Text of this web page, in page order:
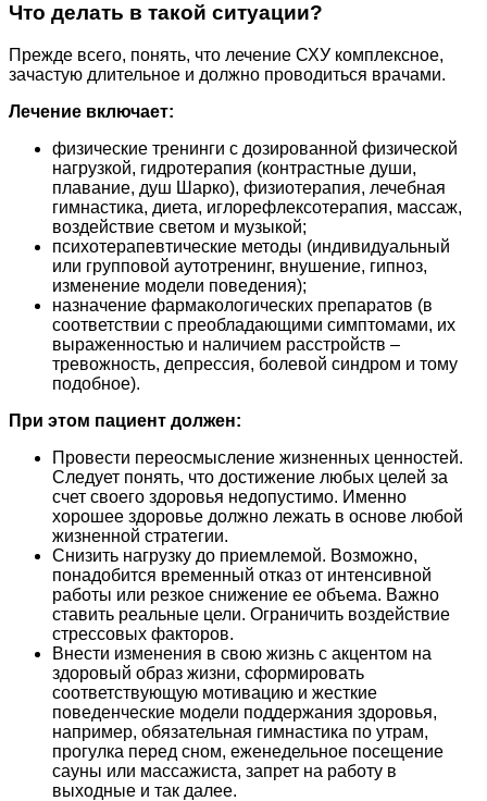
Что делать в такой ситуации?
Прежде всего, понять, что лечение СХУ комплексное,
зачастую длительное и должно проводиться врачами.
Лечение включает:
физические тренинги с дозированной физической
нагрузкой, гидротерапия (контрастные души,
плавание, душ Шарко), физиотерапия, лечебная
гимнастика, диета, иглорефлексотерапия, массаж,
воздействие светом и музыкой;
психотерапевтические методы (индивидуальный
или групповой аутотренинг, внушение, гипноз,
изменение модели поведения);
назначение фармакологических препаратов (в
соответствии с преобладающими симптомами, их
выраженностью и наличием расстройств –
тревожность, депрессия, болевой синдром и тому
подобное).
При этом пациент должен:
Провести переосмысление жизненных ценностей.
Следует понять, что достижение любых целей за
счет своего здоровья недопустимо. Именно
хорошее здоровье должно лежать в основе любой
жизненной стратегии.
Снизить нагрузку до приемлемой. Возможно,
понадобится временный отказ от интенсивной
работы или резкое снижение ее объема. Важно
ставить реальные цели. Ограничить воздействие
стрессовых факторов.
Внести изменения в свою жизнь с акцентом на
здоровый образ жизни, сформировать
соответствующую мотивацию и жесткие
поведенческие модели поддержания здоровья,
например, обязательная гимнастика по утрам,
прогулка перед сном, еженедельное посещение
сауны или массажиста, запрет на работу в
выходные и так далее.